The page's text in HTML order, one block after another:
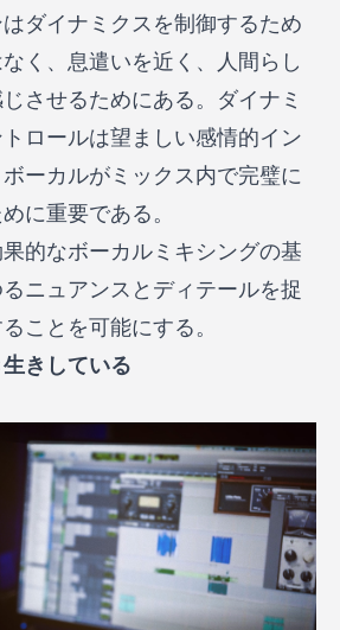
ダイナミクスを制御するため
く、息遣いを近く、人間らし
させるためにある。ダイナミ
ロールは望ましい感情的イン
ーカルがミックス内で完璧に
に重要である。
的なボーカルミキシングの基
ニュアンスとディテールを捉
ことを可能にする。
きしている